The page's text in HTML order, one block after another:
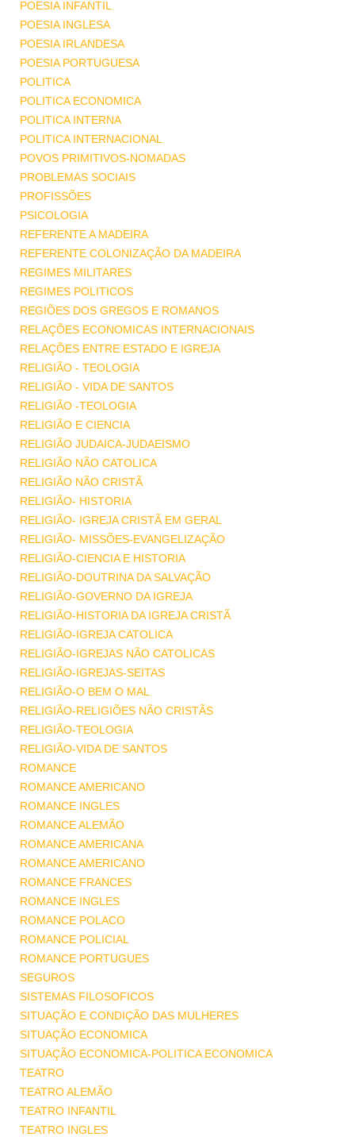
POESIA INFANTIL
POESIA INGLESA
POESIA IRLANDESA
POESIA PORTUGUESA
POLITICA
POLITICA ECONOMICA
POLITICA INTERNA
POLITICA INTERNACIONAL
POVOS PRIMITIVOS-NOMADAS
PROBLEMAS SOCIAIS
PROFISSÕES
PSICOLOGIA
REFERENTE A MADEIRA
REFERENTE COLONIZAÇÃO DA MADEIRA
REGIMES MILITARES
REGIMES POLITICOS
REGIÕES DOS GREGOS E ROMANOS
RELAÇÕES ECONOMICAS INTERNACIONAIS
RELAÇÕES ENTRE ESTADO E IGREJA
RELIGIÃO - TEOLOGIA
RELIGIÃO - VIDA DE SANTOS
RELIGIÃO -TEOLOGIA
RELIGIÃO E CIENCIA
RELIGIÃO JUDAICA-JUDAEISMO
RELIGIÃO NÃO CATOLICA
RELIGIÃO NÃO CRISTÃ
RELIGIÃO- HISTORIA
RELIGIÃO- IGREJA CRISTÃ EM GERAL
RELIGIÃO- MISSÕES-EVANGELIZAÇÃO
RELIGIÃO-CIENCIA E HISTORIA
RELIGIÃO-DOUTRINA DA SALVAÇÃO
RELIGIÃO-GOVERNO DA IGREJA
RELIGIÃO-HISTORIA DA IGREJA CRISTÃ
RELIGIÃO-IGREJA CATOLICA
RELIGIÃO-IGREJAS NÃO CATOLICAS
RELIGIÃO-IGREJAS-SEITAS
RELIGIÃO-O BEM O MAL
RELIGIÃO-RELIGIÕES NÃO CRISTÃS
RELIGIÃO-TEOLOGIA
RELIGIÃO-VIDA DE SANTOS
ROMANCE
ROMANCE AMERICANO
ROMANCE INGLES
ROMANCE ALEMÃO
ROMANCE AMERICANA
ROMANCE AMERICANO
ROMANCE FRANCES
ROMANCE INGLES
ROMANCE POLACO
ROMANCE POLICIAL
ROMANCE PORTUGUES
SEGUROS
SISTEMAS FILOSOFICOS
SITUAÇÃO E CONDIÇÃO DAS MULHERES
SITUAÇÃO ECONOMICA
SITUAÇÃO ECONOMICA-POLITICA ECONOMICA
TEATRO
TEATRO ALEMÃO
TEATRO INFANTIL
TEATRO INGLES